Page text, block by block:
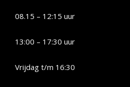
08.15 – 12:15 uur
13:00 – 17:30 uur
Vrijdag t/m 16:30